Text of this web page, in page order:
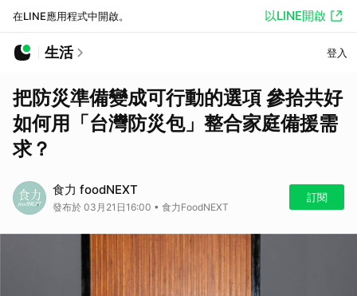
在LINE應用程式中開啟。 以LINE開啟
生活 登入
把防災準備變成可行動的選項 參拾共好
如何用「台灣防災包」整合家庭備援需
求？
食力 foodNEXT
發布於 03月21日16:00 • 食力FoodNEXT
訂閱